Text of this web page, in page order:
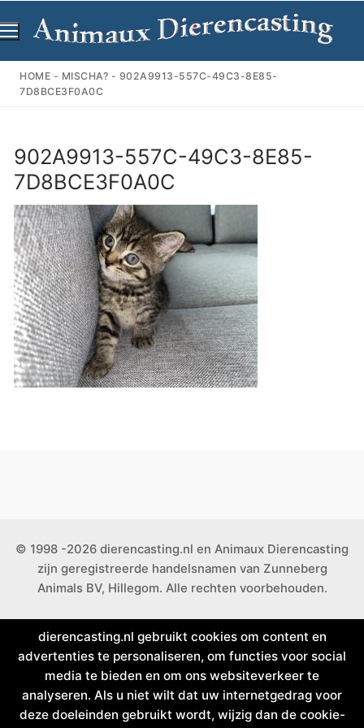
naar
inhoud
HOME - MISCHA? - 902A9913-557C-49C3-8E85-
7D8BCE3F0A0C
902A9913-557C-49C3-8E85-
7D8BCE3F0A0C
© 1998 -2026 dierencasting.nl en Animaux Dierencasting
zijn geregistreerde handelsnamen van Zunneberg
Animals BV, Hillegom. Alle rechten voorbehouden.
dierencasting.nl gebruikt cookies om content en
advertenties te personaliseren, om functies voor social
media te bieden en om ons websiteverkeer te
analyseren. Als u niet wilt dat uw internetgedrag voor
deze doeleinden gebruikt wordt, wijzig dan de cookie-